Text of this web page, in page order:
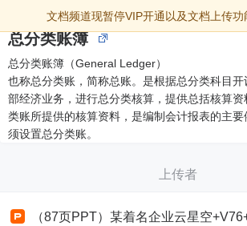
文档频道现暂停VIP开通以及文档上传功
总分类账簿
总分类账簿（General Ledger）
也称总分类账，简称总账。是根据总分类科目
部经济业务，进行总分类核算，提供总括核算
类账所提供的核算资料，是编制会计报表的主
须设置总分类账。
上传者
（87页PPT）某着名企业云星空+V76+产品培训